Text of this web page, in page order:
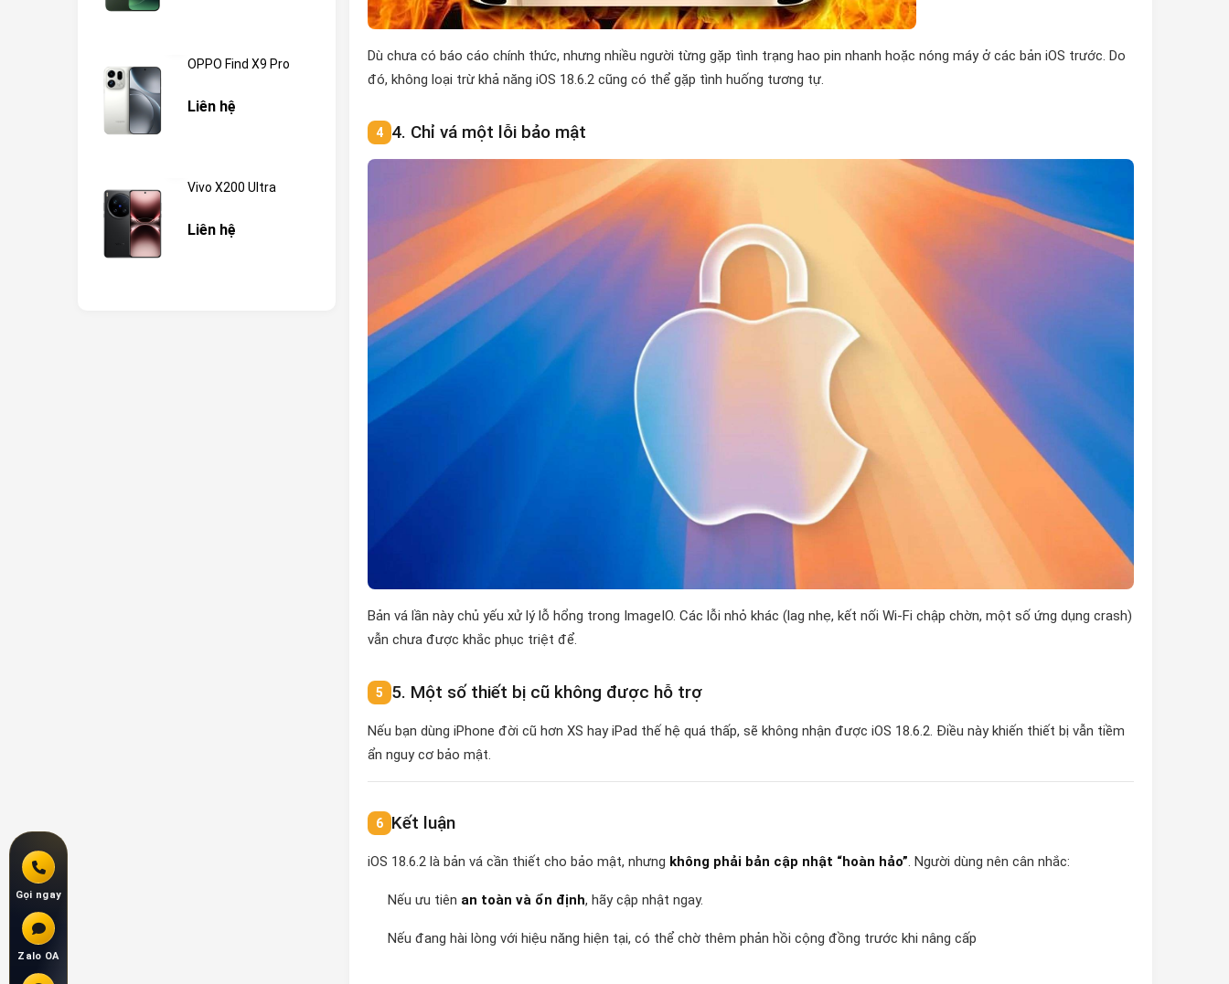
Dù chưa có báo cáo chính thức, nhưng nhiều người từng gặp tình trạng hao pin nhanh hoặc nóng máy ở các bản iOS trước. Do
đó, không loại trừ khả năng iOS 18.6.2 cũng có thể gặp tình huống tương tự.
4. Chỉ vá một lỗi bảo mật
Bản vá lần này chủ yếu xử lý lỗ hổng trong ImageIO. Các lỗi nhỏ khác (lag nhẹ, kết nối Wi-Fi chập chờn, một số ứng dụng crash)
vẫn chưa được khắc phục triệt để.
5. Một số thiết bị cũ không được hỗ trợ
Nếu bạn dùng iPhone đời cũ hơn XS hay iPad thế hệ quá thấp, sẽ không nhận được iOS 18.6.2. Điều này khiến thiết bị vẫn tiềm
ẩn nguy cơ bảo mật.
Kết luận
iOS 18.6.2 là bản vá cần thiết cho bảo mật, nhưng không phải bản cập nhật “hoàn hảo”. Người dùng nên cân nhắc:
Nếu ưu tiên an toàn và ổn định, hãy cập nhật ngay.
Nếu đang hài lòng với hiệu năng hiện tại, có thể chờ thêm phản hồi cộng đồng trước khi nâng cấp
OPPO Find X9 Pro
Liên hệ
Vivo X200 Ultra
Liên hệ
Gọi ngay
Zalo OA